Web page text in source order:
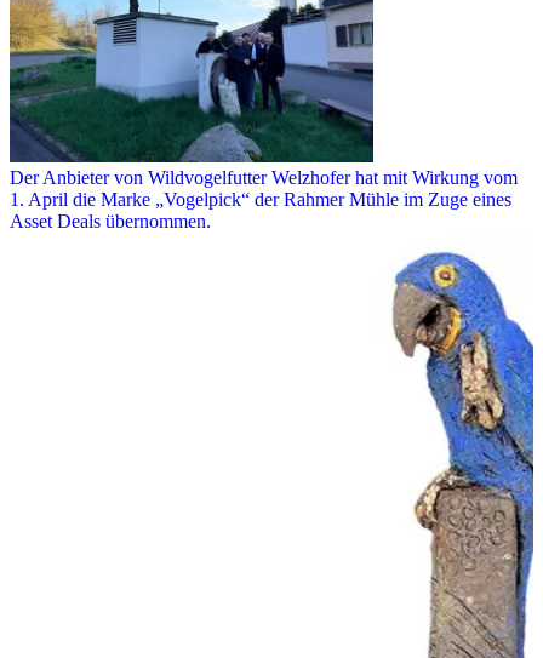
Der Anbieter von Wildvogelfutter Welzhofer hat mit Wirkung vom
1. April die Marke „Vogelpick“ der Rahmer Mühle im Zuge eines
Asset Deals übernommen.